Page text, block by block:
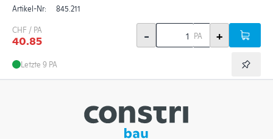
Artikel-Nr: 845.211
CHF / PA
40.85 - PA +
Letzte 9 PA